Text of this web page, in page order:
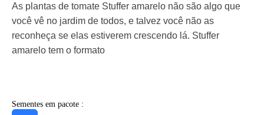
As plantas de tomate Stuffer amarelo não são algo que
você vê no jardim de todos, e talvez você não as
reconheça se elas estiverem crescendo lá. Stuffer
amarelo tem o formato
Sementes em pacote :